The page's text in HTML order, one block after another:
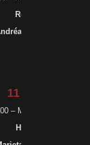
Ronaldo Vainfas
Lisly Gonçalves
11 de outubro
– Mesa: Tempos
Heloisa Starling